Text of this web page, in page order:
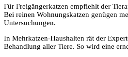
Für Freigängerkatzen empfiehlt der
Bei reinen Wohnungskatzen genügen
Untersuchungen.
In Mehrkatzen-Haushalten rät der
Behandlung aller Tiere. So wird eine